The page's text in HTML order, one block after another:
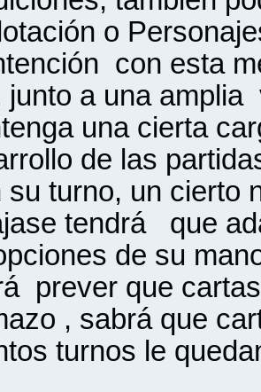
o
con esta
junto a una
una cierta
de las
turno, un cierto
tendrá que
de su
prever que
, sabrá que
turnos le